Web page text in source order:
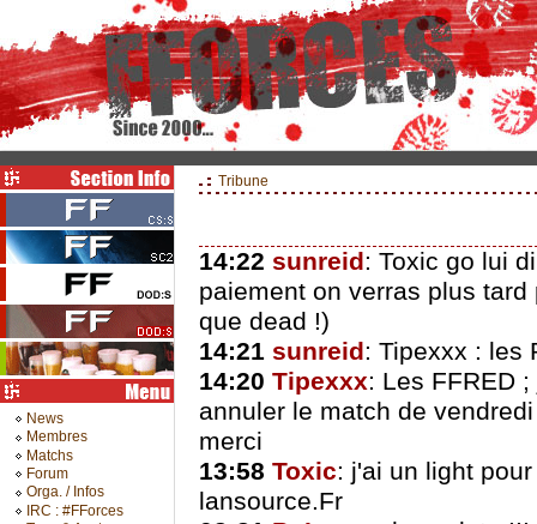
News
Membres
Matchs
Forum
Orga. / Infos
IRC : #FForces
Tribune
14:22 sunreid: Toxic go lui
paiement on verras plus
que dead !)
14:21 sunreid: Tipexxx : les
14:20 Tipexxx: Les FFRED
annuler le match de
merci
13:58 Toxic: j'ai un light
lansource.Fr